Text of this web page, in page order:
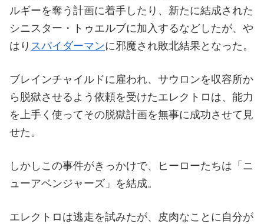
ルギーを奪う計画に着手したり、新たに結成された
シニスター・トゥエルブに加入するなどしたが、や
はり スパイダーマンに邪魔され敗北結果となった。
ブレインチャイルドに雇われ、サウロンを収容所か
ら脱獄させるよう依頼を受けたエレクトロは、能力
を上手く使ってその脱獄計画を無事に成功させて見
せた。
しかしこの事件がきっかけで、ヒーローたちは「ニ
ューアベンジャーズ」を結成。
エレクトロは逃走を試みたが、皮肉なことに自分が